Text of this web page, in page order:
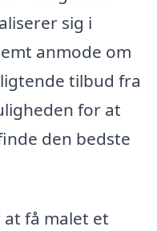
sig i
anmode om
tilbud fra
for at
den bedste
få malet et